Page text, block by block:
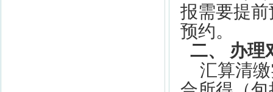
报需要提
预约。
二、
办理
汇算清